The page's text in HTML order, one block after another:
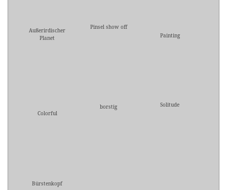
Außerirdischer
Planet
Pinsel show off
Painting
Colorful
borstig Solitude
Bürstenkopf